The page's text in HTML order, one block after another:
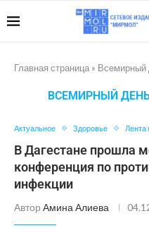
Главная страница » Всемирный
ВСЕМИРНЫЙ
Актуальное Здоровье Лента
В Дагестане прошла
конференция по
инфекции
Автор Амина Алиева